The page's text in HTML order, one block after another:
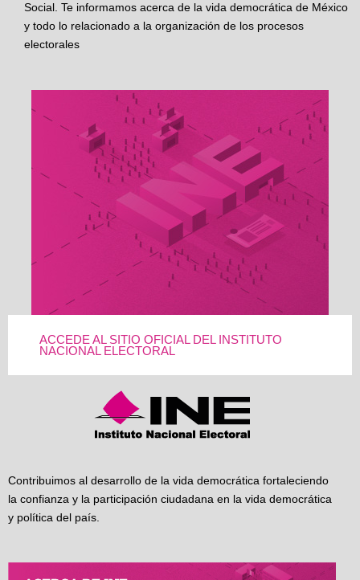
Social. Te informamos acerca de la vida democrática de México
y todo lo relacionado a la organización de los procesos
electorales
ACCEDE AL SITIO OFICIAL DEL INSTITUTO
NACIONAL ELECTORAL
Contribuimos al desarrollo de la vida democrática fortaleciendo
la confianza y la participación ciudadana en la vida democrática
y política del país.